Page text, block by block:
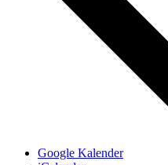
Google Kalender